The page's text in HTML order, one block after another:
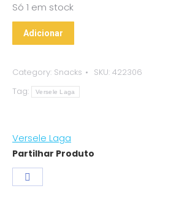
Só 1 em stock
Adicionar
Category: Snacks SKU: 422306
Tag:
Versele Laga
Versele Laga
Partilhar Produto